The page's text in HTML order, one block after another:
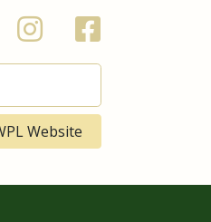
Website